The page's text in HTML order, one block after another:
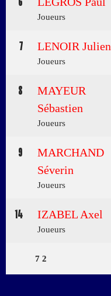
Joueurs
7 LENOIR Julien
Joueurs
8
MAYEUR
Sébastien
Joueurs
9
MARCHAND
Séverin
Joueurs
14 IZABEL Axel
Joueurs
72